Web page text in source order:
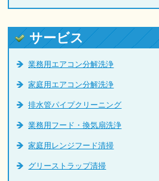
サービス
業務用エアコン分解洗浄
家庭用エアコン分解洗浄
排水管パイプクリーニング
業務用フード・換気扇洗浄
家庭用レンジフード清掃
グリーストラップ清掃